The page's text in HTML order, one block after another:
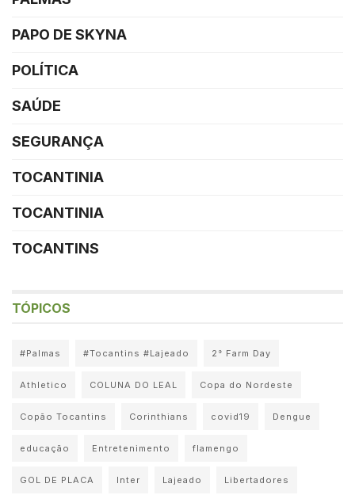
PAPO DE SKYNA
POLÍTICA
SAÚDE
SEGURANÇA
TOCANTINIA
TOCANTINIA
TOCANTINS
TÓPICOS
#Palmas #Tocantins #Lajeado 2° Farm Day
Athletico COLUNA DO LEAL Copa do Nordeste
Copão Tocantins Corinthians covid19 Dengue
educação Entretenimento flamengo
GOL DE PLACA Inter Lajeado Libertadores